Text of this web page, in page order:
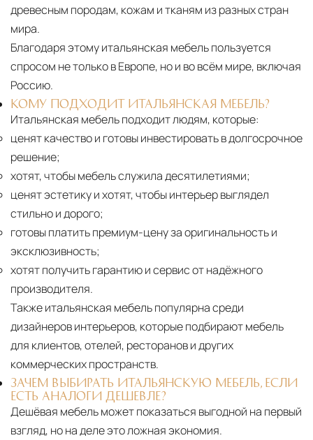
древесным породам, кожам и тканям из разных стран
мира.
Благодаря этому итальянская мебель пользуется
спросом не только в Европе, но и во всём мире, включая
Россию.
КОМУ ПОДХОДИТ ИТАЛЬЯНСКАЯ МЕБЕЛЬ?
Итальянская мебель подходит людям, которые:
ценят качество и готовы инвестировать в долгосрочное
решение;
хотят, чтобы мебель служила десятилетиями;
ценят эстетику и хотят, чтобы интерьер выглядел
стильно и дорого;
готовы платить премиум-цену за оригинальность и
эксклюзивность;
хотят получить гарантию и сервис от надёжного
производителя.
Также итальянская мебель популярна среди
дизайнеров интерьеров, которые подбирают мебель
для клиентов, отелей, ресторанов и других
коммерческих пространств.
ЗАЧЕМ ВЫБИРАТЬ ИТАЛЬЯНСКУЮ МЕБЕЛЬ, ЕСЛИ
ЕСТЬ АНАЛОГИ ДЕШЕВЛЕ?
Дешёвая мебель может показаться выгодной на первый
взгляд, но на деле это ложная экономия.